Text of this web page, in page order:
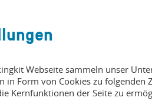
Webseite sammeln unser
in Form von Cookies zu folgenden
Kernfunktionen der Seite zu